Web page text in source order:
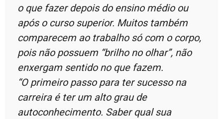
o que fazer depois do ensino médio ou
após o curso superior. Muitos também
comparecem ao trabalho só com o corpo,
pois não possuem “brilho no olhar”, não
enxergam sentido no que fazem.
“O primeiro passo para ter sucesso na
carreira é ter um alto grau de
autoconhecimento. Saber qual sua